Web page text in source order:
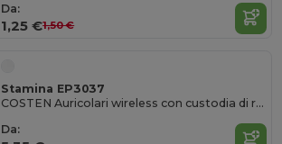
Da:
1,25 €1,50 €
Stamina EP3037
COSTEN Auricolari wireless con custodia di ricarica
Da: